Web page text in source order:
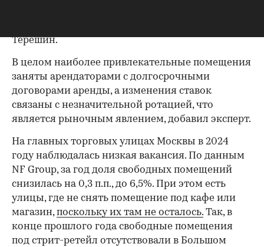
Терешин.
В целом наиболее привлекательные помещения
заняты арендаторами с долгосрочными
договорами аренды, а изменения ставок
связаны с незначительной ротацией, что
является рыночным явлением, добавил эксперт.
На главных торговых улицах Москвы в 2024
году наблюдалась низкая вакансия. По данным
NF Group, за год доля свободных помещений
снизилась на 0,3 п.п., до 6,5%. При этом есть
улицы, где не снять помещение под кафе или
магазин,поскольку их там не осталось. Так, в
конце прошлого года свободные помещения
под стрит-ретейл отсутствовали в Большом